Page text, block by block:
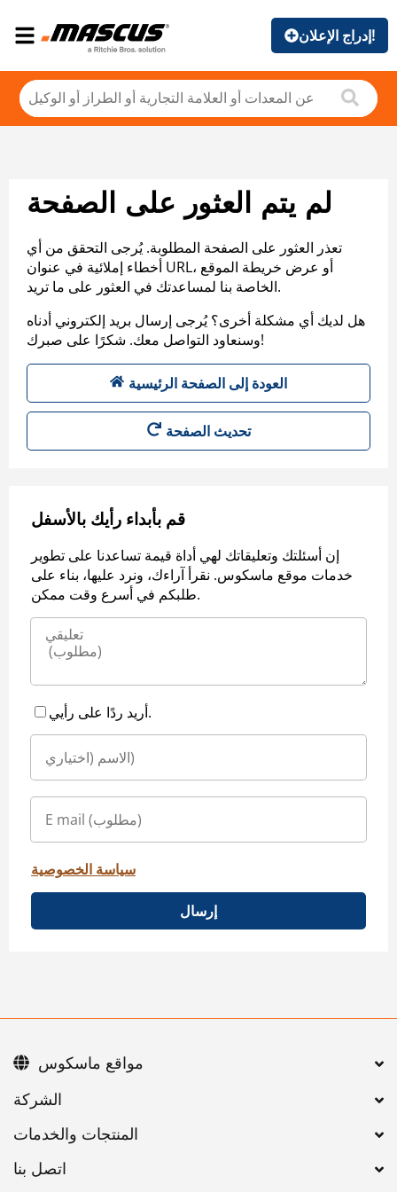
إدراج الإعلان!
لم يتم العثور على الصفحة
تعذر العثور على الصفحة المطلوبة. يُرجى التحقق من أي
أخطاء إملائية في عنوان URL، أو عرض خريطة الموقع
الخاصة بنا لمساعدتك في العثور على ما تريد.
هل لديك أي مشكلة أخرى؟ يُرجى إرسال بريد إلكتروني أدناه
وسنعاود التواصل معك. شكرًا على صبرك!
العودة إلى الصفحة الرئيسية
تحديث الصفحة
قم بأبداء رأيك بالأسفل
إن أسئلتك وتعليقاتك لهي أداة قيمة تساعدنا على تطوير
خدمات موقع ماسكوس. نقرأ آراءك، ونرد عليها، بناء على
طلبكم في أسرع وقت ممكن.
أريد ردًا على رأيي.
سياسة الخصوصية
إرسال
اتصل بنا
مواقع ماسكوس